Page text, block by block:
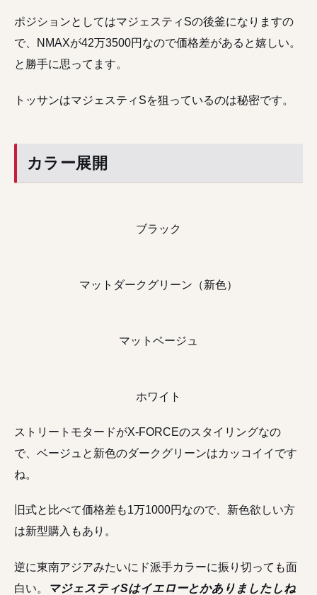
ポジションとしてはマジェスティSの後釜になりますの
で、NMAXが42万3500円なので価格差があると嬉しい。
と勝手に思ってます。
トッサンはマジェスティSを狙っているのは秘密です。
カラー展開
ブラック
マットダークグリーン（新色）
マットベージュ
ホワイト
ストリートモタードがX-FORCEのスタイリングなの
で、ベージュと新色のダークグリーンはカッコイイです
ね。
旧式と比べて価格差も1万1000円なので、新色欲しい方
は新型購入もあり。
逆に東南アジアみたいにド派手カラーに振り切っても面
白い。
マジェスティSはイエローとかありましたしね